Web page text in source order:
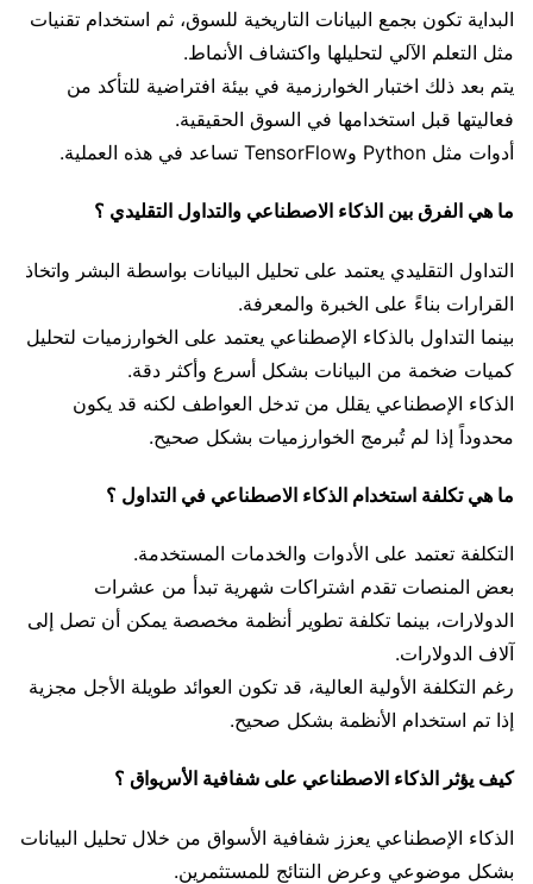
البداية تكون بجمع البيانات التاريخية للسوق، ثم استخدام تقنيات
مثل التعلم الآلي لتحليلها واكتشاف الأنماط.
يتم بعد ذلك اختبار الخوارزمية في بيئة افتراضية للتأكد من
فعاليتها قبل استخدامها في السوق الحقيقية.
أدوات مثل Python وTensorFlow تساعد في هذه العملية.
ما هي الفرق بين الذكاء الاصطناعي والتداول التقليدي ؟
التداول التقليدي يعتمد على تحليل البيانات بواسطة البشر واتخاذ
القرارات بناءً على الخبرة والمعرفة.
بينما التداول بالذكاء الإصطناعي يعتمد على الخوارزميات لتحليل
كميات ضخمة من البيانات بشكل أسرع وأكثر دقة.
الذكاء الإصطناعي يقلل من تدخل العواطف لكنه قد يكون
محدوداً إذا لم تُبرمج الخوارزميات بشكل صحيح.
ما هي تكلفة استخدام الذكاء الاصطناعي في التداول ؟
التكلفة تعتمد على الأدوات والخدمات المستخدمة.
بعض المنصات تقدم اشتراكات شهرية تبدأ من عشرات
الدولارات، بينما تكلفة تطوير أنظمة مخصصة يمكن أن تصل إلى
آلاف الدولارات.
رغم التكلفة الأولية العالية، قد تكون العوائد طويلة الأجل مجزية
إذا تم استخدام الأنظمة بشكل صحيح.
كيف يؤثر الذكاء الاصطناعي على شفافية الأسواق ؟
الذكاء الإصطناعي يعزز شفافية الأسواق من خلال تحليل البيانات
بشكل موضوعي وعرض النتائج للمستثمرين.